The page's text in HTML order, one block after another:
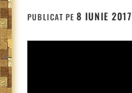
PUBLICAT PE 8 IUNIE 2017